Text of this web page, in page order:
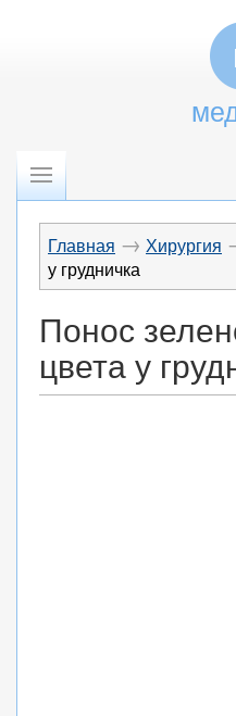
Главная → Хирургия
у грудничка
Понос
цвета у